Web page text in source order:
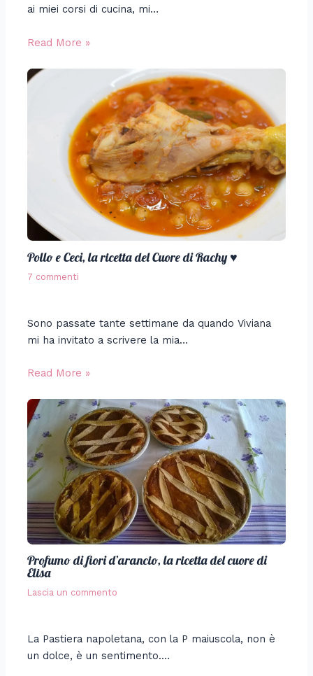
ai miei corsi di cucina, mi…
Read More »
Pollo e Ceci, la ricetta del Cuore di Rachy ♥
7 commenti
Sono passate tante settimane da quando Viviana
mi ha invitato a scrivere la mia…
Read More »
Profumo di fiori d’arancio, la ricetta del cuore di
Elisa
Lascia un commento
La Pastiera napoletana, con la P maiuscola, non è
un dolce, è un sentimento.…